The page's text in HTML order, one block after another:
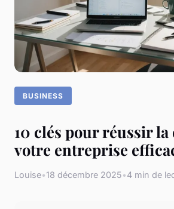
BUSINESS
10 clés pour réussir
votre entreprise
Louise•18 décembre 2025•4 min de